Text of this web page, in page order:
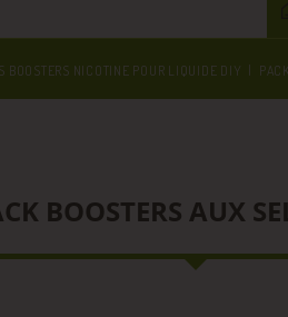
BOOSTERS NICOTINE POUR LIQUIDE DIY
BOOSTERS AUX